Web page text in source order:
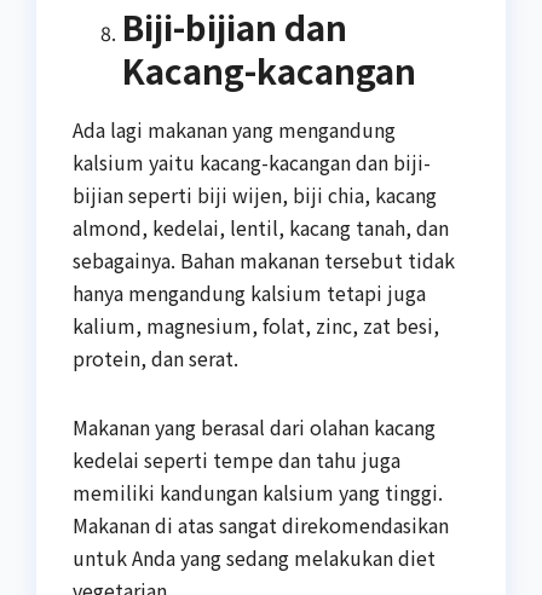
Biji-bijian dan
Kacang-kacangan
Ada lagi makanan yang mengandung
kalsium yaitu kacang-kacangan dan biji-
bijian seperti biji wijen, biji chia, kacang
almond, kedelai, lentil, kacang tanah, dan
sebagainya. Bahan makanan tersebut tidak
hanya mengandung kalsium tetapi juga
kalium, magnesium, folat, zinc, zat besi,
protein, dan serat.
Makanan yang berasal dari olahan kacang
kedelai seperti tempe dan tahu juga
memiliki kandungan kalsium yang tinggi.
Makanan di atas sangat direkomendasikan
untuk Anda yang sedang melakukan diet